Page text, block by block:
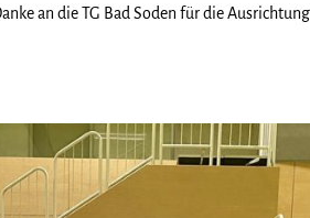
an die TG Bad Soden für die